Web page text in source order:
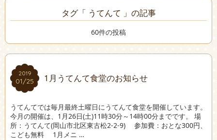
タグ「 うてんて 」の記事
60件の投稿
2019
01/25
2019
01/25 1月うてんて食堂のお知らせ
うてんてでは毎月最終土曜日にうてんて食堂を開催しています。
今月の開催は、1月26日(土)11時30分～14時00分までです。 場
所：うてんて(岡山市北区東古松2-2-9) 参加費：おとな300円、
こども無料 1月メニ …